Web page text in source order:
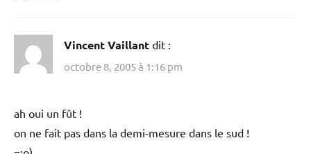
Vincent Vaillant dit :
octobre 8, 2005 à 1:16 pm
ah oui un fût !
on ne fait pas dans la demi-mesure dans le sud !